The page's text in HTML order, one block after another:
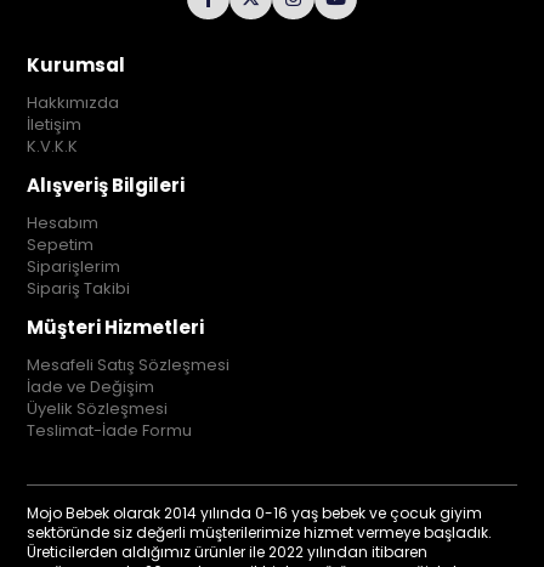
Kurumsal
Hakkımızda
İletişim
K.V.K.K
Alışveriş Bilgileri
Hesabım
Sepetim
Siparişlerim
Sipariş Takibi
Müşteri Hizmetleri
Mesafeli Satış Sözleşmesi
İade ve Değişim
Üyelik Sözleşmesi
Teslimat-İade Formu
Mojo Bebek olarak 2014 yılında 0-16 yaş bebek ve çocuk giyim
sektöründe siz değerli müşterilerimize hizmet vermeye başladık.
Üreticilerden aldığımız ürünler ile 2022 yılından itibaren